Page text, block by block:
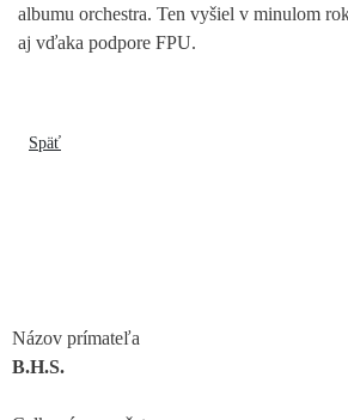
albumu orchestra. Ten vyšiel v minulom
aj vďaka podpore FPU.
Späť
Názov prímateľa
B.H.S.